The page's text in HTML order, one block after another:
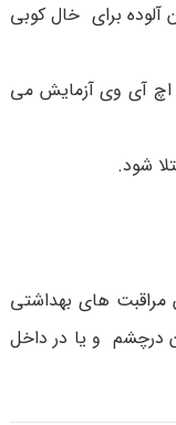
آلوده برای خال کوبی
اچ آی وی آزمایش می
شود.
مراقبت های بهداشتی
درچشم و یا در داخل